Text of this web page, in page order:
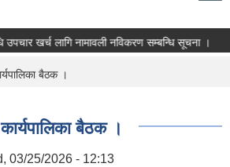
खर्च लागि नामावली नविकरण सम्बन्धि सूचना ।
बैठक ।
बैठक ।
03/25/2026 - 12:13